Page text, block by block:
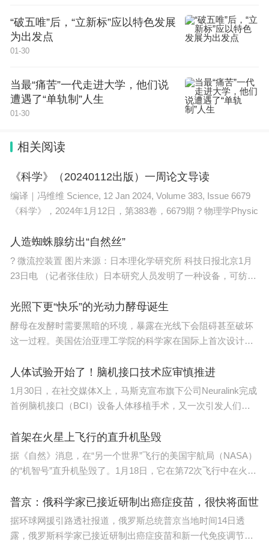
实现全过程医保智能监管
梁医保AI(人工智能)风控智慧大屏上，各个患者的诊
断、检查、用药及医保结算等数据不断呈现，并可以
平台”，与全市1780家医保定点医药机构实现全过程
科大讯飞吕梁公司总经理陈彬彬介绍，该智能平台基
于医学自然语言理解、电子病历内涵解析、诊疗决策
监管、DRG支付监管和欺诈骗保监管等4类医保风控
模型，进行智能监管诊断。“该系统对患者诊疗数据
医保部门开展包括普通门诊、慢特病门诊、药店购药
和住院等各类场景的医保监管。”
系统对门诊(药店)处方的实时审核和住院费用的预审
核，警示可能存在的违规风险，将大部分违规行为消
患者出院结算后，医保结算前，对全市定点医药机构
每月上传的全量医疗数据进行医保基金结算合规审
核，对存在的违规行为及时识别并同医疗机构确认，
实施住院场景“事中”监管;在全市医保业务数据开展大
数据分析和建模的基础上，对各定点医药机构开展医
保合规风险分析，量身定制分析报告，并定期提供报
“破五唯”后，“立新标”应以特色发展
为出发点
01-30
当最“痛苦”一代走进大学，他们说
遭遇了“单轨制”人生
01-30
相关阅读
《科学》（20240112出版）一周论文导读
编译｜冯维维 Science, 12 Jan 2024, Volume 383, Issue 6679
《科学》，2024年1月12日，第383卷，6679期 ? 物理学Physic
人造蜘蛛腺纺出“自然丝”
? 微流控装置 图片来源：日本理化学研究所 科技日报北京1月
23日电 （记者张佳欣）日本研究人员发明了一种设备，可纺出
光照下更“快乐”的光动力酵母诞生
酵母在发酵时需要黑暗的环境，暴露在光线下会阻碍甚至破坏
这一过程。美国佐治亚理工学院的科学家在国际上首次设计出
人体试验开始了！脑机接口技术应审慎推进
1月30日，在社交媒体X上，马斯克宣布旗下公司Neuralink完成
首例脑机接口（BCI）设备人体移植手术，又一次引发人们对
首架在火星上飞行的直升机坠毁
据《自然》消息，在“另一个世界”飞行的美国宇航局（NASA）
的“机智号”直升机坠毁了。1月18日，它在第72次飞行中在火星
普京：俄科学家已接近研制出癌症疫苗，很快将面世
据环球网援引路透社报道，俄罗斯总统普京当地时间14日透
露，俄罗斯科学家已接近研制出癌症疫苗和新一代免疫调节药